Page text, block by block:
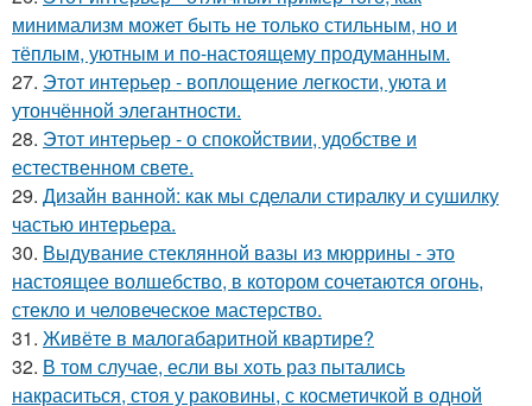
минимализм может быть не только стильным, но и
тёплым, уютным и по-настоящему продуманным.
27. Этот интерьер - воплощение легкости, уюта и
утончённой элегантности.
28. Этот интерьер - о спокойствии, удобстве и
естественном свете.
29. Дизайн ванной: как мы сделали стиралку и сушилку
частью интерьера.
30. Выдувание стеклянной вазы из мюррины - это
настоящее волшебство, в котором сочетаются огонь,
стекло и человеческое мастерство.
31. Живёте в малогабаритной квартире?
32. В том случае, если вы хоть раз пытались
накраситься, стоя у раковины, с косметичкой в одной